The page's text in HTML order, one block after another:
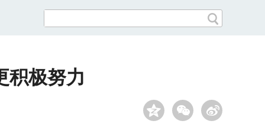
积极努力